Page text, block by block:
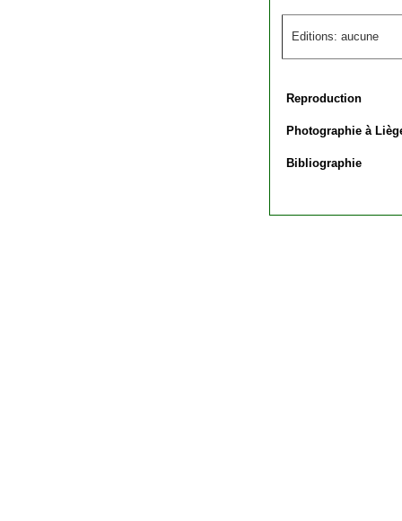
Editions: aucune
Reproduction
Photographie à
Bibliographie